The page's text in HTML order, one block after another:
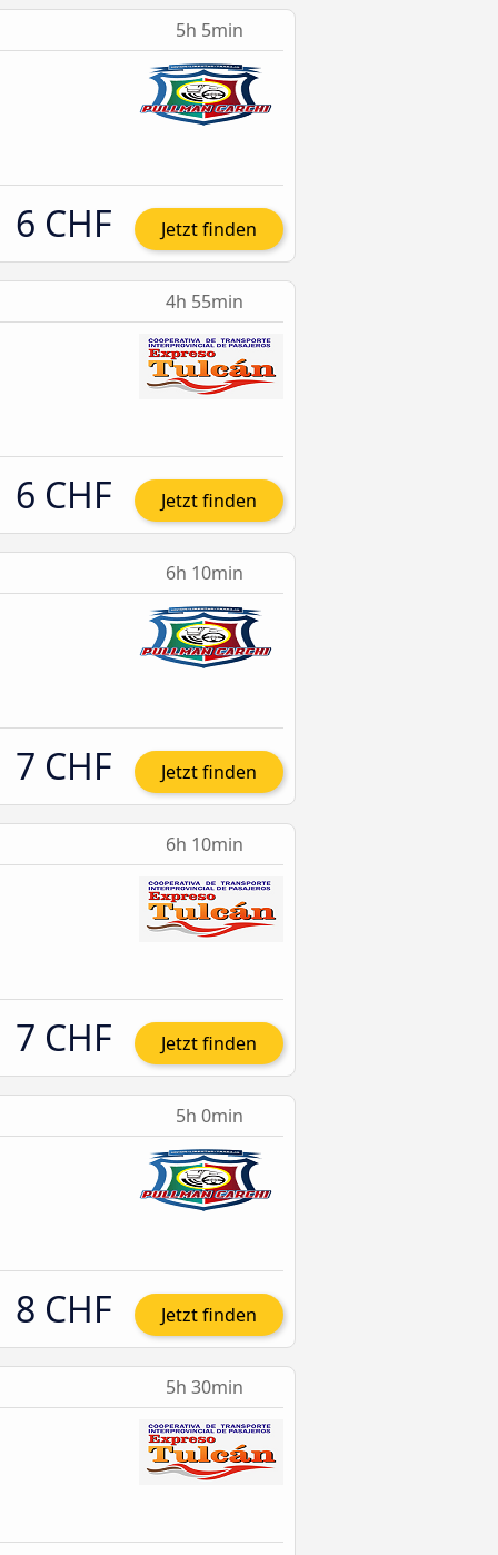
5h 5min
6 CHF Jetzt finden
4h 55min
6 CHF Jetzt finden
6h 10min
7 CHF Jetzt finden
6h 10min
7 CHF Jetzt finden
5h 0min
8 CHF Jetzt finden
5h 30min